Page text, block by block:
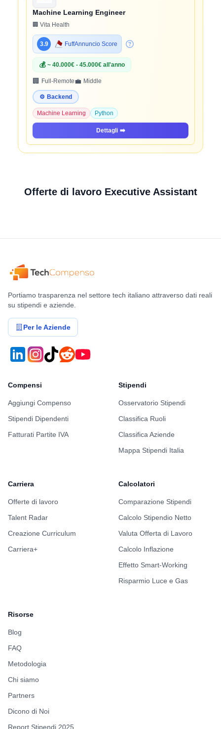
Machine Learning Engineer
🏢 Vita Health
3.9 FuffAnnuncio Score
💰 ~ 40.000€ - 45.000€ all'anno
🏢 Full-Remote💼 Middle
⚙️ Backend
Machine Learning Python
Dettagli ➡️
Offerte di lavoro Executive Assistant
Portiamo trasparenza nel settore tech italiano attraverso dati reali
su stipendi e aziende.
Per le Aziende
Compensi
Aggiungi Compenso
Stipendi Dipendenti
Fatturati Partite IVA
Stipendi
Osservatorio Stipendi
Classifica Ruoli
Classifica Aziende
Mappa Stipendi Italia
Carriera
Offerte di lavoro
Talent Radar
Creazione Curriculum
Carriera+
Calcolatori
Comparazione Stipendi
Calcolo Stipendio Netto
Valuta Offerta di Lavoro
Calcolo Inflazione
Effetto Smart-Working
Risparmio Luce e Gas
Risorse
Blog
FAQ
Metodologia
Chi siamo
Partners
Dicono di Noi
Report Stipendi 2025